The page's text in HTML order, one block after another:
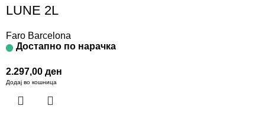
LUNE 2L
Faro Barcelona
Достапно по нарачка
2.297,00 ден
Додај во кошница